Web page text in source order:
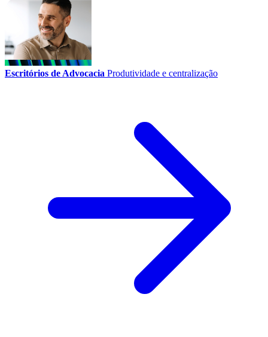
Escritórios de Advocacia Produtividade e centralização